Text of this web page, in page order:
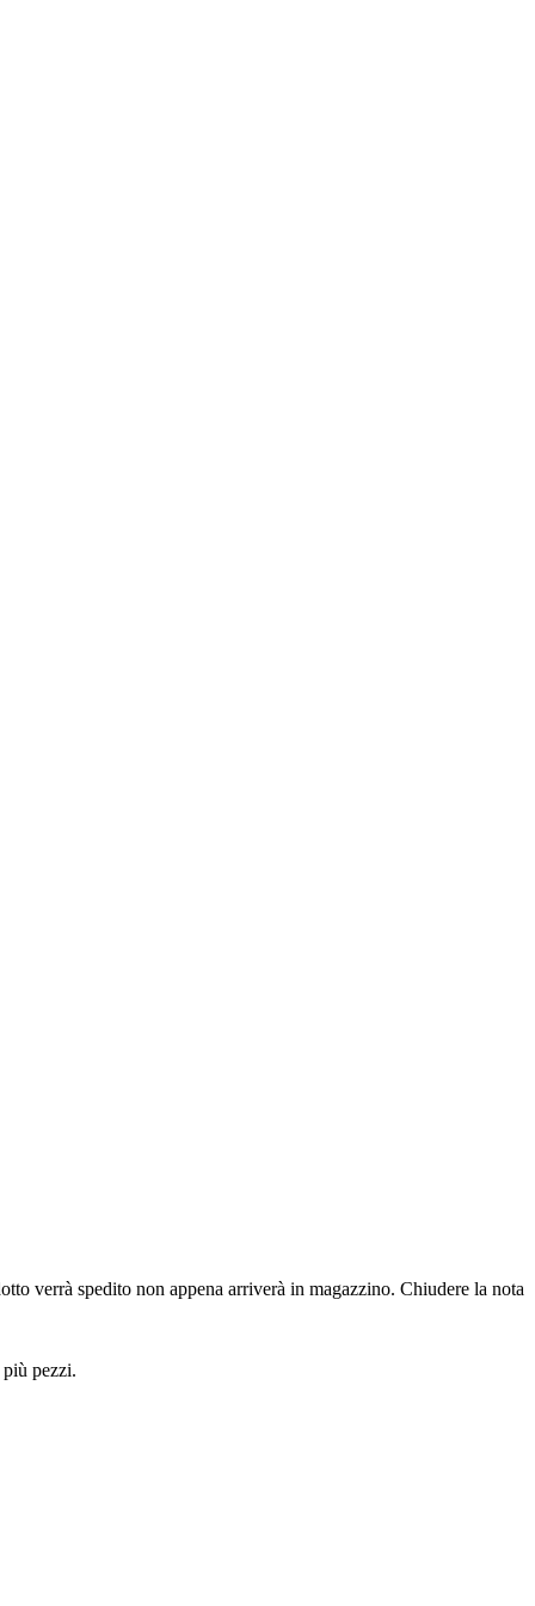
verrà spedito non appena arriverà in magazzino. Chiudere la nota
pezzi.